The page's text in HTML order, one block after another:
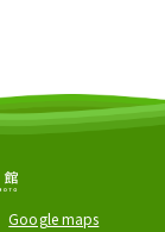
Google maps